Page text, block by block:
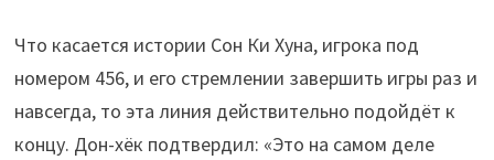
Что касается истории Сон Ки Хуна, игрока под
номером 456, и его стремлении завершить игры раз и
навсегда, то эта линия действительно подойдёт к
концу. Дон-хёк подтвердил: «Это на самом деле